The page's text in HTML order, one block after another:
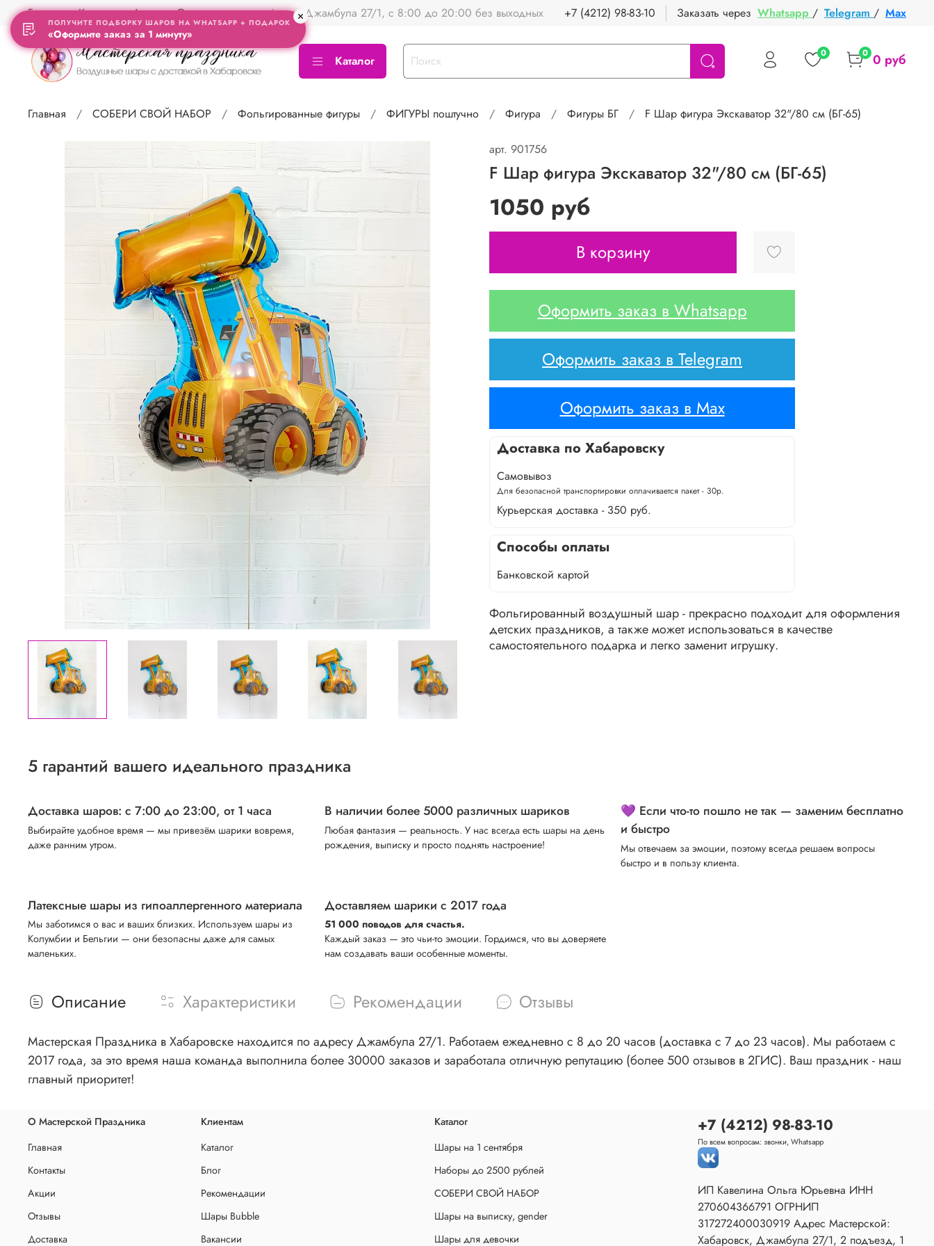
Главная Контакты Акции Отзывы Адрес Джамбула 27/1, с 8:00 до 20:00 без выходных +7 (4212) 98-83-10 Заказать через Whatsapp / Telegram / Max
Каталог 0 0 0 руб
Главная СОБЕРИ СВОЙ НАБОР Фольгированные фигуры ФИГУРЫ поштучно Фигура Фигуры БГ F Шар фигура Экскаватор 32"/80 см (БГ-65)
арт. 901756
F Шар фигура Экскаватор 32"/80 см (БГ-65)
1050 руб
В корзину
Оформить заказ в Whatsapp
Оформить заказ в Telegram
Оформить заказ в Max
Доставка по Хабаровску
Самовывоз
Для безопасной транспортировки оплачивается пакет - 30р.
Курьерская доставка - 350 руб.
Способы оплаты
Банковской картой
Фольгированный воздушный шар - прекрасно подходит для оформления
детских праздников, а также может использоваться в качестве
самостоятельного подарка и легко заменит игрушку.
5 гарантий вашего идеального праздника
Доставка шаров: с 7:00 до 23:00, от 1 часа
Выбирайте удобное время — мы привезём шарики вовремя,
даже ранним утром.
В наличии более 5000 различных шариков
Любая фантазия — реальность. У нас всегда есть шары на день
рождения, выписку и просто поднять настроение!
💜 Если что-то пошло не так — заменим бесплатно
и быстро
Мы отвечаем за эмоции, поэтому всегда решаем вопросы
быстро и в пользу клиента.
Латексные шары из гипоаллергенного материала
Мы заботимся о вас и ваших близких. Используем шары из
Колумбии и Бельгии — они безопасны даже для самых
маленьких.
Доставляем шарики с 2017 года
51 000 поводов для счастья.
Каждый заказ — это чьи-то эмоции. Гордимся, что вы доверяете
нам создавать ваши особенные моменты.
Описание Характеристики Рекомендации Отзывы
Мастерская Праздника в Хабаровске находится по адресу Джамбула 27/1. Работаем ежедневно с 8 до 20 часов (доставка с 7 до 23 часов). Мы работаем с
2017 года, за это время наша команда выполнила более 30000 заказов и заработала отличную репутацию (более 500 отзывов в 2ГИС). Ваш праздник - наш
главный приоритет!
О Мастерской Праздника
Главная
Контакты
Акции
Отзывы
Доставка
Клиентам
Каталог
Блог
Рекомендации
Шары Bubble
Вакансии
Каталог
Шары на 1 сентября
Наборы до 2500 рублей
СОБЕРИ СВОЙ НАБОР
Шары на выписку, gender
Шары для девочки
+7 (4212) 98-83-10
По всем вопросам: звонки, Whatsapp
ИП Кавелина Ольга Юрьевна ИНН
270604366791 ОГРНИП
317272400030919 Адрес Мастерской:
Хабаровск, Джамбула 27/1, 2 подъезд, 1
ПОЛУЧИТЕ ПОДБОРКУ ШАРОВ НА WHATSAPP + ПОДАРОК
«Оформите заказ за 1 минуту»